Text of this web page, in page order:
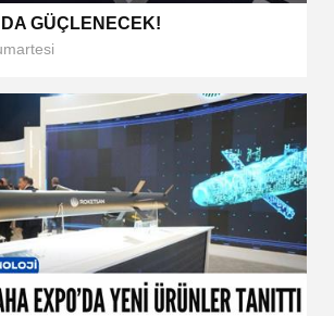
GÜÇLENECEK!